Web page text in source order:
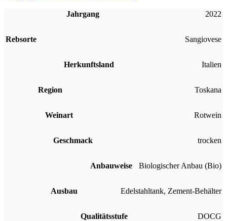
Jahrgang 2022
Rebsorte Sangiovese
Herkunftsland Italien
Region Toskana
Weinart Rotwein
Geschmack trocken
Anbauweise Biologischer Anbau (Bio)
Ausbau Edelstahltank, Zement-Behälter
Qualitätsstufe DOCG